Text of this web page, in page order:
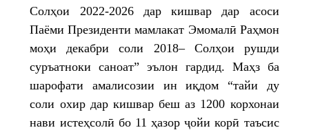
Солҳои 2022-2026 дар кишвар дар асоси
Паёми Президенти мамлакат Эмомалӣ Раҳмон
моҳи декабри соли 2018– Солҳои рушди
суръатноки саноат” эълон гардид. Маҳз ба
шарофати амалисозии ин иқдом “тайи ду
соли охир дар кишвар беш аз 1200 корхонаи
нави истеҳсолӣ бо 11 ҳазор ҷойи корӣ таъсис